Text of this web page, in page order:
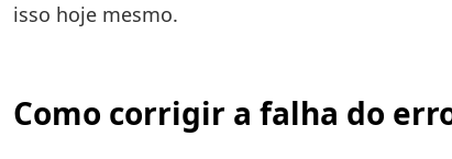
isso hoje mesmo.
Como corrigir a falha do